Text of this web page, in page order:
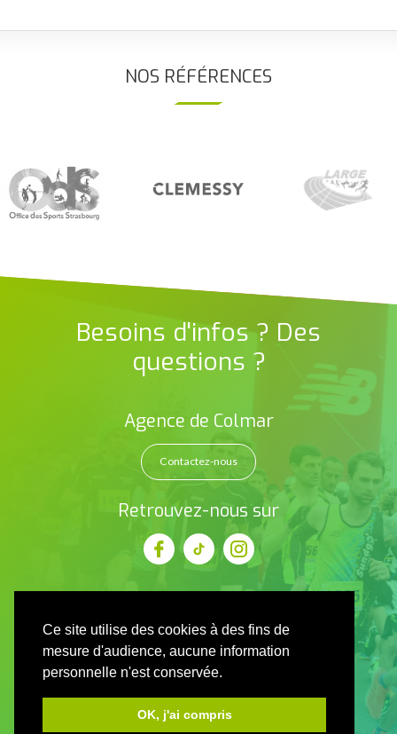
Ce site utilise des cookies à des fins de
mesure d'audience, aucune information
personnelle n'est conservée.
OK, j'ai compris
NOS RÉFÉRENCES
Besoins d'infos ? Des
questions ?
Agence de Colmar
Contactez-nous
Retrouvez-nous sur